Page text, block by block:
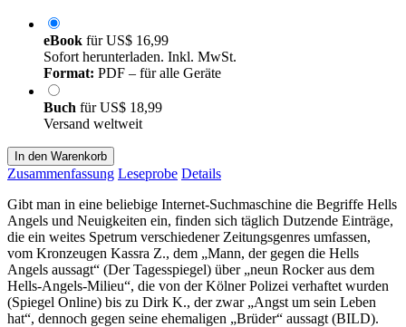
eBook fürUS$ 16,99
Sofort herunterladen. Inkl. MwSt.
Format: PDF – für alle Geräte
Buch fürUS$ 18,99
Versand weltweit
In den Warenkorb
Zusammenfassung Leseprobe Details
Gibt man in eine beliebige Internet-Suchmaschine die Begriffe Hells
Angels und Neuigkeiten ein, finden sich täglich Dutzende Einträge,
die ein weites Spetrum verschiedener Zeitungsgenres umfassen,
vom Kronzeugen Kassra Z., dem „Mann, der gegen die Hells
Angels aussagt“ (Der Tagesspiegel) über „neun Rocker aus dem
Hells-Angels-Milieu“, die von der Kölner Polizei verhaftet wurden
(Spiegel Online) bis zu Dirk K., der zwar „Angst um sein Leben
hat“, dennoch gegen seine ehemaligen „Brüder“ aussagt (BILD).